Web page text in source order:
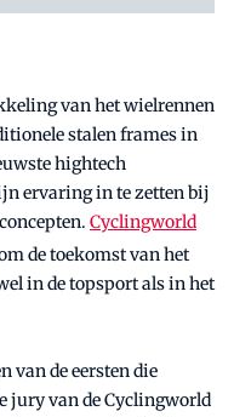
van het wielrennen
stalen frames in
hightech
ervaring in te zetten bij
Cyclingworld
de toekomst van het
in de topsport als in het
van de eersten die
jury van de Cyclingworld